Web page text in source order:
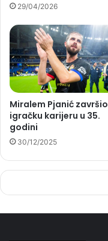
29/04/2026
Miralem Pjanić završio
igračku karijeru u 35.
godini
30/12/2025